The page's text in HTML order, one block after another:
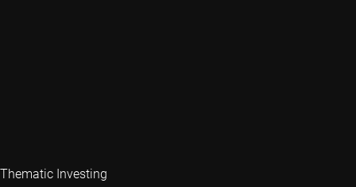
Thematic Investing